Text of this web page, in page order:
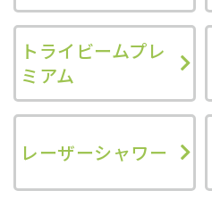
トライビームプレ
ミアム
レーザーシャワー